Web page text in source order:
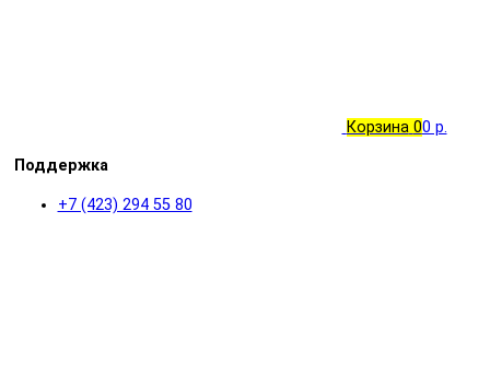
Корзина 00 р.
Поддержка
+7 (423) 294 55 80